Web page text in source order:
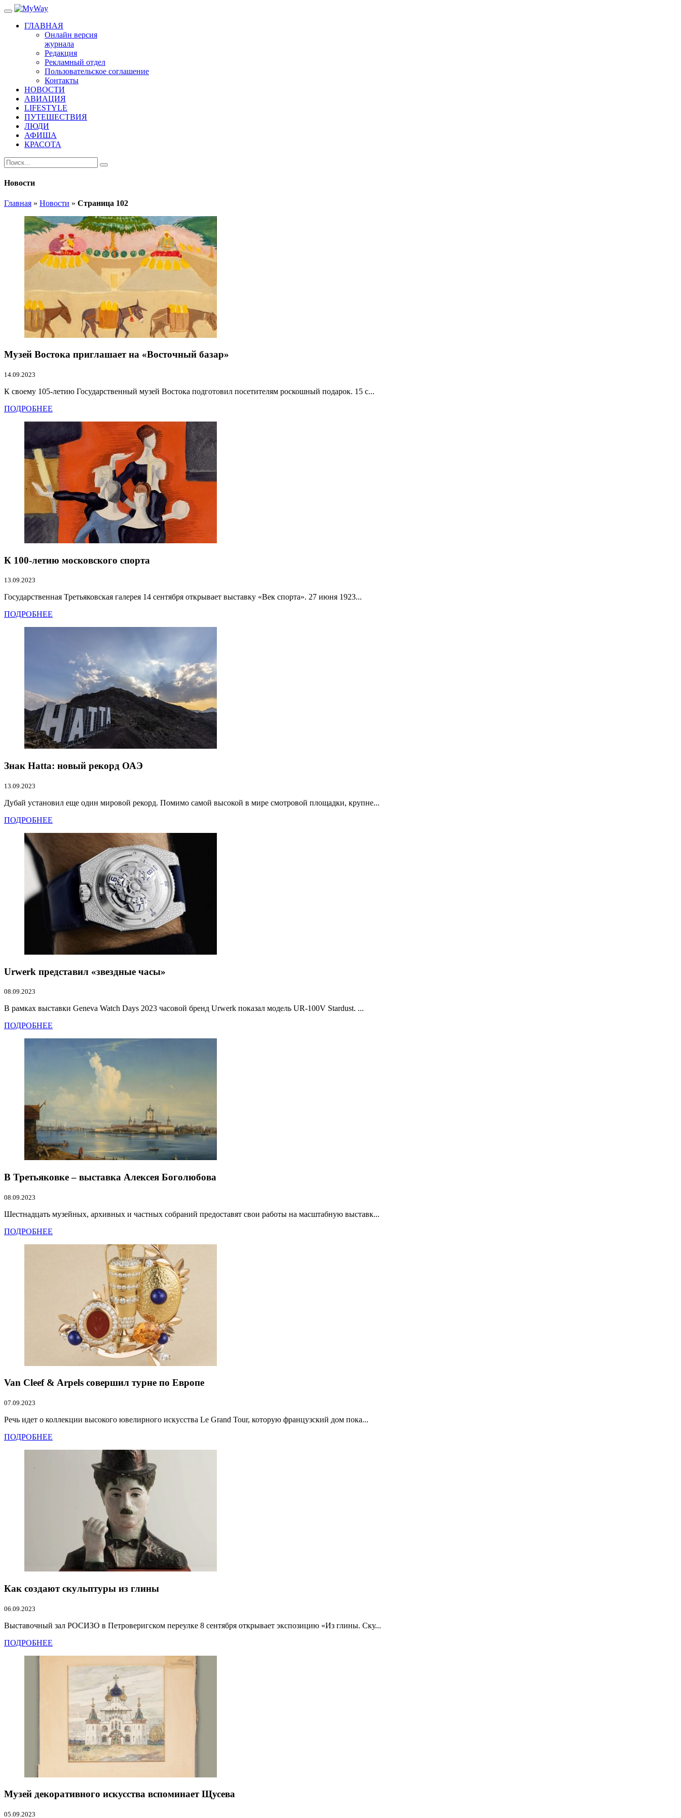
ГЛАВНАЯ
Онлайн версия
журнала
Редакция
Рекламный отдел
Пользовательское соглашение
Контакты
НОВОСТИ
АВИАЦИЯ
LIFESTYLE
ПУТЕШЕСТВИЯ
ЛЮДИ
АФИША
КРАСОТА
Новости
Главная » Новости » Страница 102
Музей Востока приглашает на «Восточный базар»
14.09.2023
К своему 105-летию Государственный музей Востока подготовил посетителям роскошный подарок. 15 с...
ПОДРОБНЕЕ
К 100-летию московского спорта
13.09.2023
Государственная Третьяковская галерея 14 сентября открывает выставку «Век спорта». 27 июня 1923...
ПОДРОБНЕЕ
Знак Hatta: новый рекорд ОАЭ
13.09.2023
Дубай установил еще один мировой рекорд. Помимо самой высокой в мире смотровой площадки, крупне...
ПОДРОБНЕЕ
Urwerk представил «звездные часы»
08.09.2023
В рамках выставки Geneva Watch Days 2023 часовой бренд Urwerk показал модель UR-100V Stardust. ...
ПОДРОБНЕЕ
В Третьяковке – выставка Алексея Боголюбова
08.09.2023
Шестнадцать музейных, архивных и частных собраний предоставят свои работы на масштабную выставк...
ПОДРОБНЕЕ
Van Cleef & Arpels совершил турне по Европе
07.09.2023
Речь идет о коллекции высокого ювелирного искусства Le Grand Tour, которую французский дом пока...
ПОДРОБНЕЕ
Как создают скульптуры из глины
06.09.2023
Выставочный зал РОСИЗО в Петроверигском переулке 8 сентября открывает экспозицию «Из глины. Ску...
ПОДРОБНЕЕ
Музей декоративного искусства вспоминает Щусева
05.09.2023